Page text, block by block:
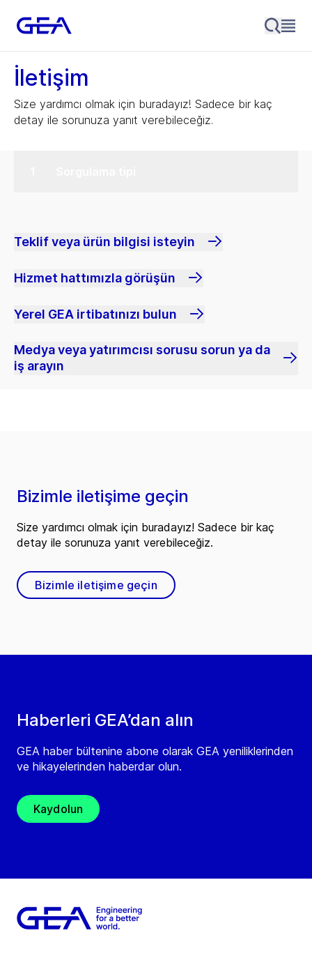
İletişim
Size yardımcı olmak için buradayız! Sadece bir kaç
detay ile sorunuza yanıt verebileceğiz.
Teklif veya ürün bilgisi isteyin
Hizmet hattımızla görüşün
Yerel GEA irtibatınızı bulun
Medya veya yatırımcısı sorusu sorun ya da
iş arayın
Haberleri GEA’dan alın
GEA haber bültenine abone olarak GEA yeniliklerinden
ve hikayelerinden haberdar olun.
Kaydolun
Bizimle iletişime geçin
Size yardımcı olmak için buradayız! Sadece bir kaç
detay ile sorunuza yanıt verebileceğiz.
Bizimle iletişime geçin